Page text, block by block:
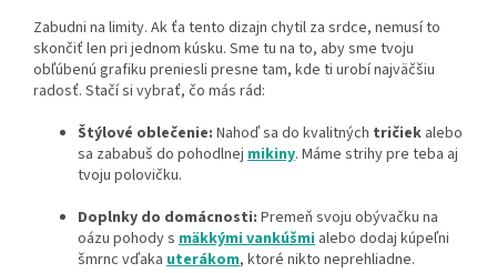
Zabudni na limity. Ak ťa tento dizajn chytil za srdce, nemusí to
skončiť len pri jednom kúsku. Sme tu na to, aby sme tvoju
obľúbenú grafiku preniesli presne tam, kde ti urobí najväčšiu
radosť. Stačí si vybrať, čo más rád:
Štýlové oblečenie: Nahoď sa do kvalitných tričiek alebo
sa zababuš do pohodlnej mikiny. Máme strihy pre teba aj
tvoju polovičku.
Doplnky do domácnosti: Premeň svoju obývačku na
oázu pohody s mäkkými vankúšmi alebo dodaj kúpeľni
šmrnc vďaka uterákom, ktoré nikto neprehliadne.